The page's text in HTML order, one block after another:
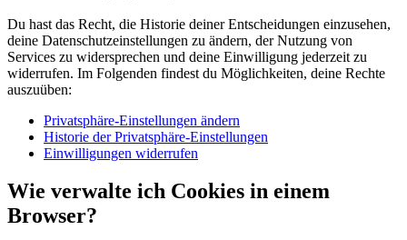
Du hast das Recht, die Historie deiner Entscheidungen einzusehen,
deine Datenschutzeinstellungen zu ändern, der Nutzung von
Services zu widersprechen und deine Einwilligung jederzeit zu
widerrufen. Im Folgenden findest du Möglichkeiten, deine Rechte
auszuüben:
Privatsphäre-Einstellungen ändern
Historie der Privatsphäre-Einstellungen
Einwilligungen widerrufen
Wie verwalte ich Cookies in einem
Browser?